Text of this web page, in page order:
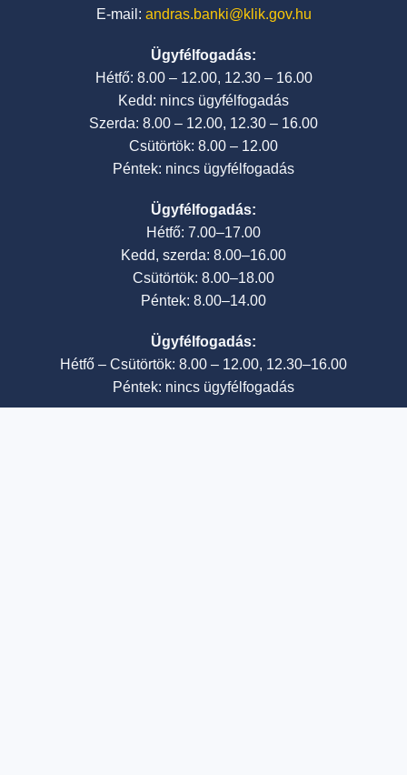
E-mail: andras.banki@klik.gov.hu
Ügyfélfogadás:
Hétfő: 8.00 – 12.00, 12.30 – 16.00
Kedd: nincs ügyfélfogadás
Szerda: 8.00 – 12.00, 12.30 – 16.00
Csütörtök: 8.00 – 12.00
Péntek: nincs ügyfélfogadás
Ügyfélfogadás:
Hétfő: 7.00–17.00
Kedd, szerda: 8.00–16.00
Csütörtök: 8.00–18.00
Péntek: 8.00–14.00
Ügyfélfogadás:
Hétfő – Csütörtök: 8.00 – 12.00, 12.30–16.00
Péntek: nincs ügyfélfogadás